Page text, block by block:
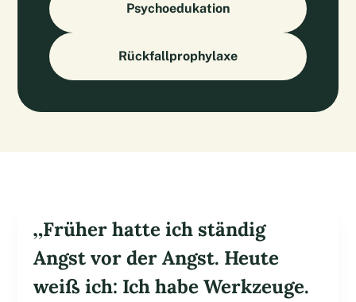
Psychoedukation
Rückfallprophylaxe
„Früher hatte ich ständig
Angst vor der Angst. Heute
weiß ich: Ich habe Werkzeuge.